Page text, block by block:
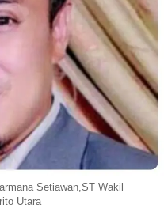
Setiawan,ST Wakil
Utara